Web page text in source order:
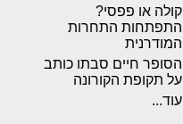
קולה או פפסי?
התפתחות התחרות
המודרנית
הסופר חיים סבתו כותב
על תקופת הקורונה
עוד...